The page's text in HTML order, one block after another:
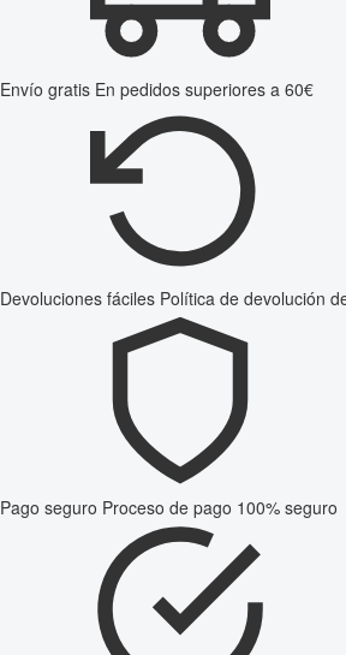
Envío gratis En pedidos superiores a 60€
Devoluciones fáciles Política de devolución
Pago seguro Proceso de pago 100% seguro